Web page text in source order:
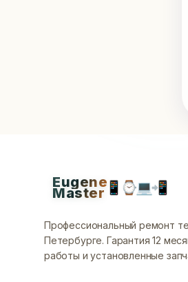
Eugene
Master📱 ⌚💻📲
Профессиональный ремонт
Петербурге. Гарантия 12
работы и установленные